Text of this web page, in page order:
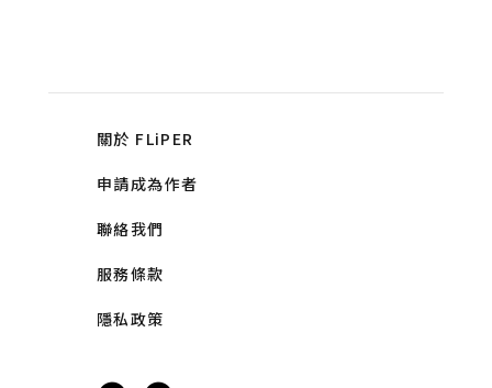
關於 FLiPER
申請成為作者
聯絡我們
服務條款
隱私政策